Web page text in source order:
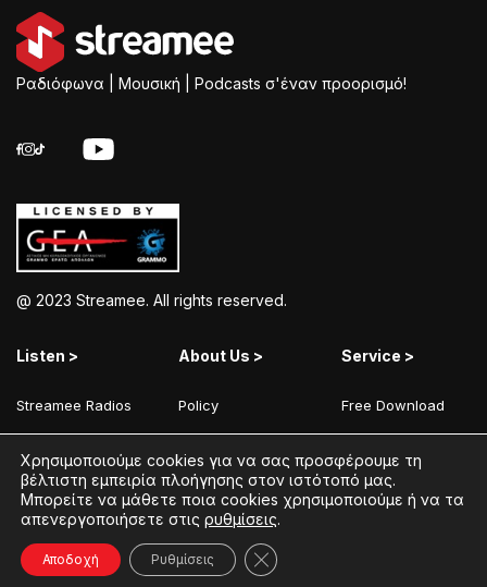
Ραδιόφωνα | Μουσική | Podcasts σ'έναν προορισμό!
@ 2023 Streamee. All rights reserved.
Listen >
Streamee Radios
Moods
Radios
Podcasts
About Us >
Policy
Terms of Use
Coins Explained
Streamee News
Service >
Free Download
Add Your Station
Contact
Χρησιμοποιούμε cookies για να σας προσφέρουμε τη
βέλτιστη εμπειρία πλοήγησης στον ιστότοπό μας.
Μπορείτε να μάθετε ποια cookies χρησιμοποιούμε ή να τα
απενεργοποιήσετε στις ρυθμίσεις.
Αποδοχή Ρυθμίσεις Κλείσιμο του Cookie banner